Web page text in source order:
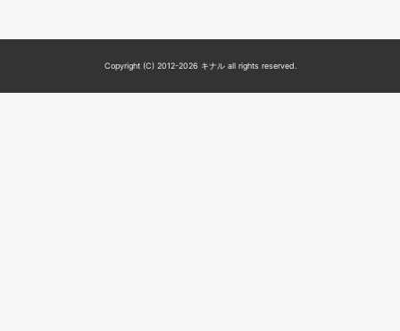
Copyright (C) 2012-2026 キナル all rights reserved.